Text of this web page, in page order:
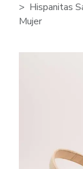
Hispanitas
Mujer